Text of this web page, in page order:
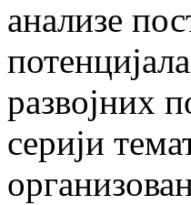
анализе
развојних
серији